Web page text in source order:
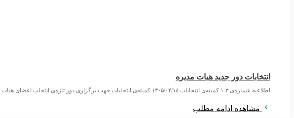
انتخابات دور جدید هیات مدیره
اطلاعیه شماره‌ی ۳-۱ کمیته‌ی انتخابات ۱۴۰۵/۰۴/۱۸ کمیته‌ی انتخابات جهت برگزاری دور تازه‌ی انتخاب اعضای هیات مدیره‌ی انجمن علمی روان‌پزشکان با صدور سه اطلاعیه روند
مشاهده ادامه مطلب